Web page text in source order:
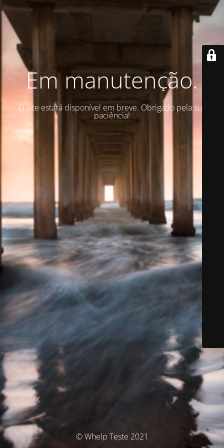
Em manutenção.
O site estará disponível em breve. Obrigado pela sua
paciência!
© Whelp Teste 2021